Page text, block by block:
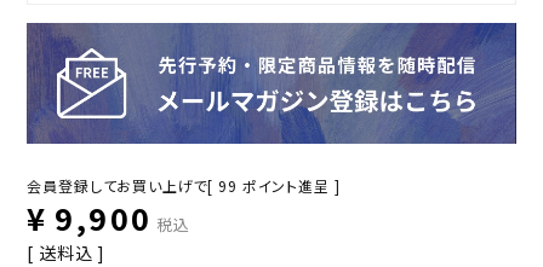
会員登録してお買い上げで[ 99 ポイント進呈 ]
¥ 9,900 税込
送料込